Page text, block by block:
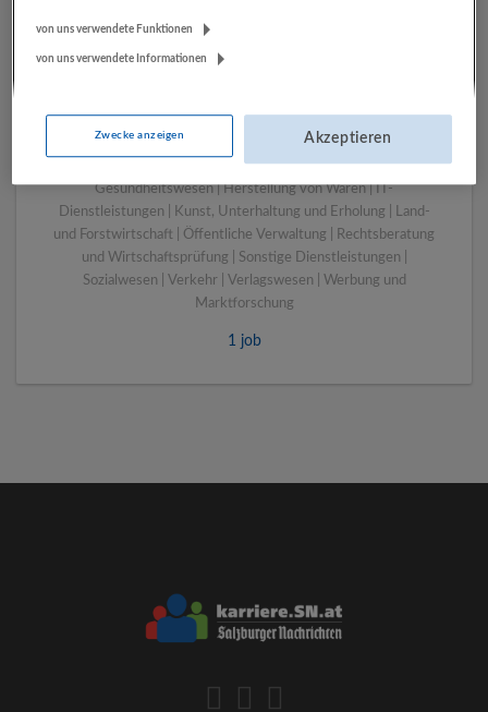
Bergheim bei Salzburg
Bau | Beherbergung und Gastronomie | Einzelhandel |
Energieversorgung | Finanz- und Versicherungsleistungen |
Gesundheitswesen | Herstellung von Waren | IT-
Dienstleistungen | Kunst, Unterhaltung und Erholung | Land-
und Forstwirtschaft | Öffentliche Verwaltung | Rechtsberatung
und Wirtschaftsprüfung | Sonstige Dienstleistungen |
Sozialwesen | Verkehr | Verlagswesen | Werbung und
Marktforschung
1 job
von uns verwendete Funktionen
von uns verwendete Informationen
Zwecke anzeigen Akzeptieren